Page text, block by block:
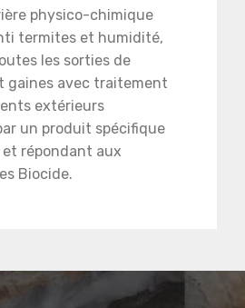
physico-chimique
termites et humidité,
les sorties de
gaines avec traitement
extérieurs
un produit spécifique
répondant aux
Biocide.